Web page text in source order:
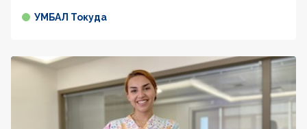
УМБАЛ Токуда